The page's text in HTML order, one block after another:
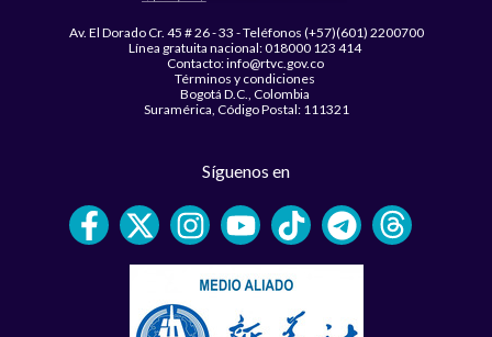
Av. El Dorado Cr. 45 # 26 - 33 - Teléfonos (+57)(601) 2200700
Línea gratuita nacional: 018000 123 414
Contacto: info@rtvc.gov.co
Términos y condiciones
Bogotá D.C., Colombia
Suramérica, Código Postal: 111321
Síguenos en